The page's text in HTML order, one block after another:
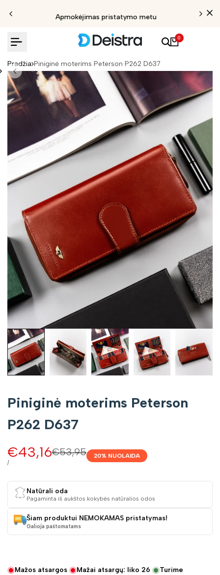
Apmokėjimas pristatymo metu
0
Pradžia Piniginė moterims Peterson P262 D637
Piniginė moterims Peterson
P262 D637
Įprasta
€53,95
Pardavimo
kaina
€43,16
VIENETO
/
20% NUOLAIDA
Natūrali oda
Pagaminta iš aukštos kokybės natūralios odos
Šiam produktui NEMOKAMAS pristatymas!
Galioja paštomatams
Mažos atsargos Mažai atsargų: liko 26
Turime